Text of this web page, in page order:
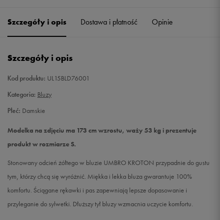
S Powiadom o dostępności
Szczegóły i opis Dostawa i płatność Opinie
Szczegóły i opis
Kod produktu: UL15BLD76001
Kategoria: Bluzy
Płeć: Damskie
Modelka na zdjęciu ma 173 cm wzrostu, waży 53 kg i prezentuje
produkt w rozmiarze S.
Stonowany odcień żółtego w bluzie UMBRO KROTON przypadnie do gustu
tym, którzy chcą się wyróżnić. Miękka i lekka bluza gwarantuje 100%
komfortu. Ściągane rękawki i pas zapewniają lepsze dopasowanie i
przyleganie do sylwetki. Dłuższy tył bluzy wzmacnia uczycie komfortu.